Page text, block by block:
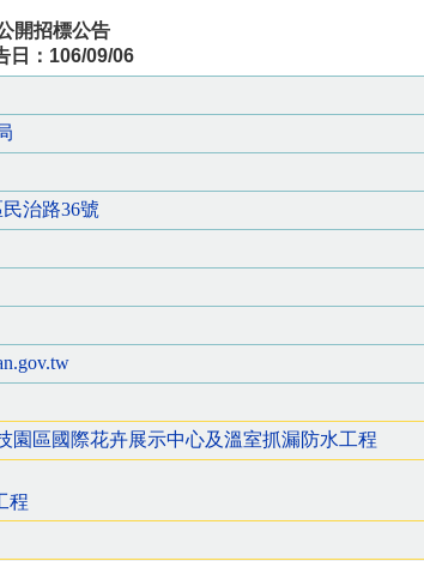
開招標公告
日：106/09/06
治路36號
園區國際花卉展示中心及溫室抓漏防水工程
程